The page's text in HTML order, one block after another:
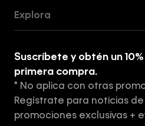
Tiendas
Aviso de privacidad
Términos y Condiciones
Explora
Suscríbete y obtén un
primera compra.
* No aplica con otras
Regístrate para noticias
promociones exclusivas +